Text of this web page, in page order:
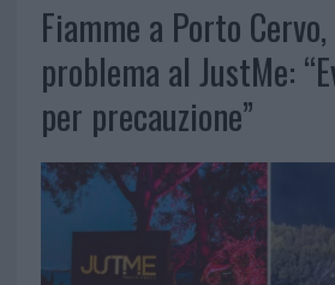
Fiamme a Porto
problema al JustMe:
per precauzione”